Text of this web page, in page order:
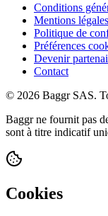
Conditions
Mentions légales
Politique de
Préférences
Devenir
Contact
© 2026 Baggr SAS.
Baggr ne fournit pas
sont à titre indicatif
Cookies